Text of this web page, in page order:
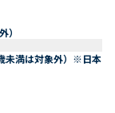
）
未満は対象外）※日本